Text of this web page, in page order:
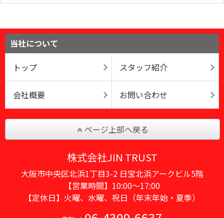
当社について
トップ
スタッフ紹介
会社概要 お問い合わせ
ページ上部へ戻る
株式会社JIN TRUST
大阪市中央区北浜1丁目3-2 日宝北浜アークビル5階
【営業時間】10:00〜17:00
【定休日】火曜、水曜、祝日（年末年始・夏季）